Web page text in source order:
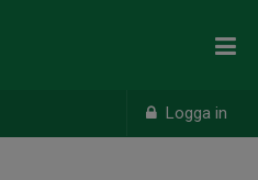
Logga in